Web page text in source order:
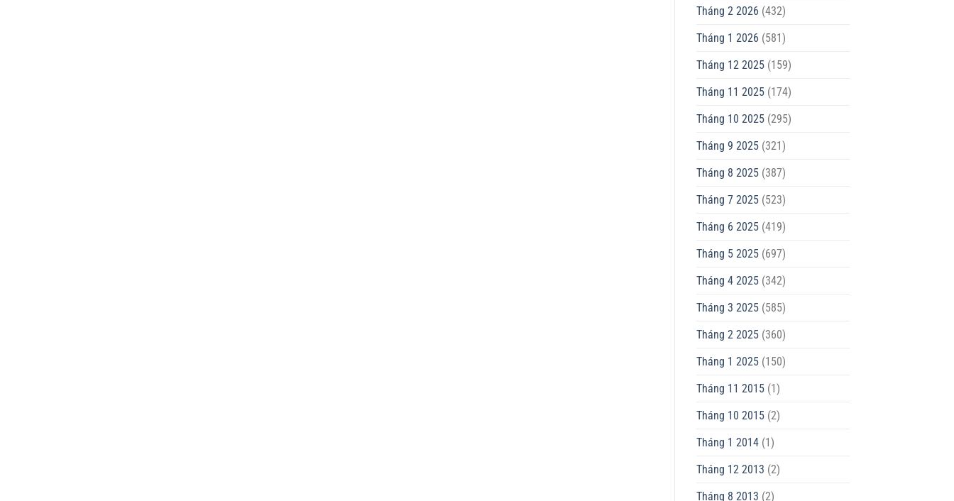
Tháng 2 2026 (432)
Tháng 1 2026 (581)
Tháng 12 2025(159)
Tháng 11 2025(174)
Tháng 10 2025(295)
Tháng 9 2025(321)
Tháng 8 2025(387)
Tháng 7 2025(523)
Tháng 6 2025(419)
Tháng 5 2025(697)
Tháng 4 2025(342)
Tháng 3 2025(585)
Tháng 2 2025(360)
Tháng 1 2025(150)
Tháng 11 2015(1)
Tháng 10 2015(2)
Tháng 1 2014(1)
Tháng 12 2013 (2)
Tháng 8 2013 (2)